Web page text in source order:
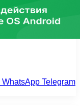
WhatsApp Telegram